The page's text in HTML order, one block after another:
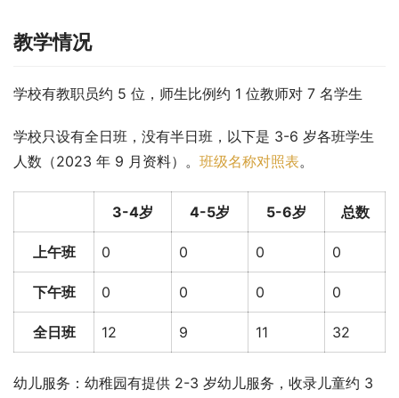
教学情况
学校有教职员约 5 位，师生比例约 1 位教师对 7 名学生
学校只设有全日班，没有半日班，以下是 3-6 岁各班学生
人数（2023 年 9 月资料）。 班级名称对照表。
3-4岁 4-5岁 5-6岁 总数
上午班 0 0 0 0
下午班 0 0 0 0
全日班 12 9 11 32
幼儿服务：幼稚园有提供 2-3 岁幼儿服务，收录儿童约 3